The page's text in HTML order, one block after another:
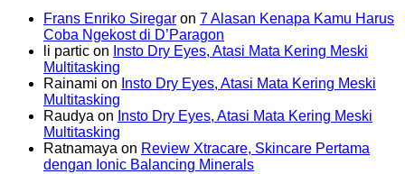
Frans Enriko Siregar on 7 Alasan Kenapa Kamu Harus
Coba Ngekost di D’Paragon
li partic on Insto Dry Eyes, Atasi Mata Kering Meski
Multitasking
Rainami on Insto Dry Eyes, Atasi Mata Kering Meski
Multitasking
Raudya on Insto Dry Eyes, Atasi Mata Kering Meski
Multitasking
Ratnamaya on Review Xtracare, Skincare Pertama
dengan Ionic Balancing Minerals